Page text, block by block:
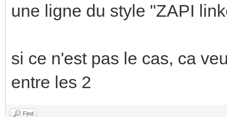
une ligne du style "ZAPI
si ce n'est pas le cas, ca
entre les 2
Find